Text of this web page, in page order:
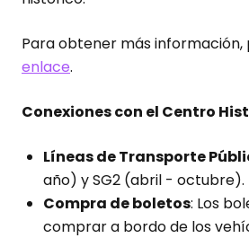
Para obtener más información,
enlace.
Conexiones con el Centro
Líneas de Transporte
año) y SG2 (abril - octubre).
Compra de boletos: Los
comprar a bordo de los